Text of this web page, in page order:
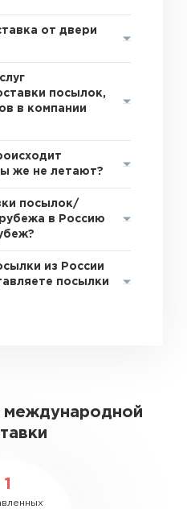
от двери
посылок,
в компании
же не летают?
посылок/
в Россию
из России
посылки
международной
1